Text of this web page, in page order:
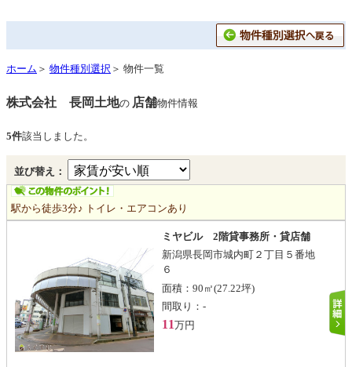
ホーム ＞ 物件種別選択 ＞ 物件一覧
株式会社 長岡土地の 店舗物件情報
5件該当しました。
並び替え：
駅から徒歩3分♪ トイレ・エアコンあり
ミヤビル 2階貸事務所・貸店舗
新潟県長岡市城内町２丁目５番地
６
面積： 90㎡(27.22坪)
間取り： -
11万円